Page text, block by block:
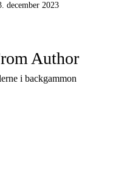
december 2023
Author